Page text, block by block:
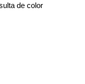
de color